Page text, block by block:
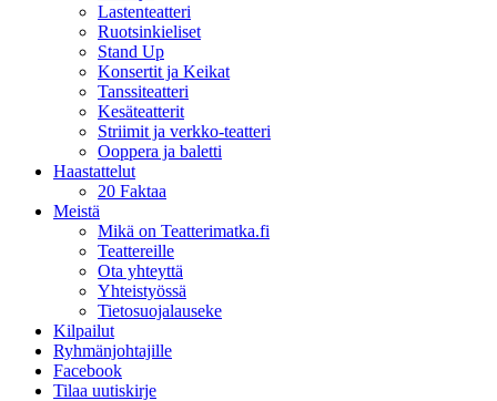
Lastenteatteri
Ruotsinkieliset
Stand Up
Konsertit ja Keikat
Tanssiteatteri
Kesäteatterit
Striimit ja verkko-teatteri
Ooppera ja baletti
Haastattelut
20 Faktaa
Meistä
Mikä on Teatterimatka.fi
Teattereille
Ota yhteyttä
Yhteistyössä
Tietosuojalauseke
Kilpailut
Ryhmänjohtajille
Facebook
Tilaa uutiskirje